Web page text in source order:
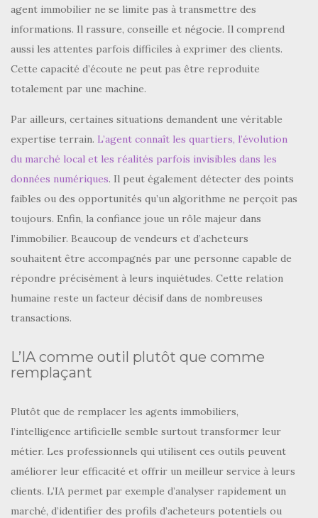
agent immobilier ne se limite pas à transmettre des
informations. Il rassure, conseille et négocie. Il comprend
aussi les attentes parfois difficiles à exprimer des clients.
Cette capacité d’écoute ne peut pas être reproduite
totalement par une machine.
Par ailleurs, certaines situations demandent une véritable
expertise terrain. L’agent connaît les quartiers, l’évolution
du marché local et les réalités parfois invisibles dans les
données numériques. Il peut également détecter des points
faibles ou des opportunités qu’un algorithme ne perçoit pas
toujours. Enfin, la confiance joue un rôle majeur dans
l’immobilier. Beaucoup de vendeurs et d’acheteurs
souhaitent être accompagnés par une personne capable de
répondre précisément à leurs inquiétudes. Cette relation
humaine reste un facteur décisif dans de nombreuses
transactions.
L’IA comme outil plutôt que comme
remplaçant
Plutôt que de remplacer les agents immobiliers,
l’intelligence artificielle semble surtout transformer leur
métier. Les professionnels qui utilisent ces outils peuvent
améliorer leur efficacité et offrir un meilleur service à leurs
clients. L’IA permet par exemple d’analyser rapidement un
marché, d’identifier des profils d’acheteurs potentiels ou